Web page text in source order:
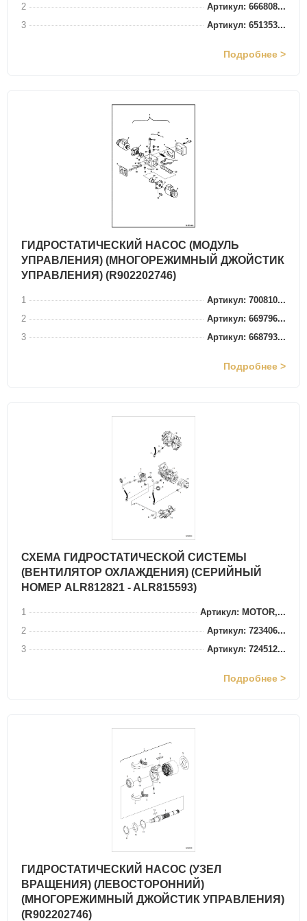
2
Артикул: 666808...
3
Артикул: 651353...
Подробнее >
ГИДРОСТАТИЧЕСКИЙ НАСОС (МОДУЛЬ
УПРАВЛЕНИЯ) (МНОГОРЕЖИМНЫЙ ДЖОЙСТИК
УПРАВЛЕНИЯ) (R902202746)
1
Артикул: 700810...
2
Артикул: 669796...
3
Артикул: 668793...
Подробнее >
СХЕМА ГИДРОСТАТИЧЕСКОЙ СИСТЕМЫ
(ВЕНТИЛЯТОР ОХЛАЖДЕНИЯ) (СЕРИЙНЫЙ
НОМЕР ALR812821 - ALR815593)
1
Артикул: MOTOR,...
2
Артикул: 723406...
3
Артикул: 724512...
Подробнее >
ГИДРОСТАТИЧЕСКИЙ НАСОС (УЗЕЛ
ВРАЩЕНИЯ) (ЛЕВОСТОРОННИЙ)
(МНОГОРЕЖИМНЫЙ ДЖОЙСТИК УПРАВЛЕНИЯ)
(R902202746)